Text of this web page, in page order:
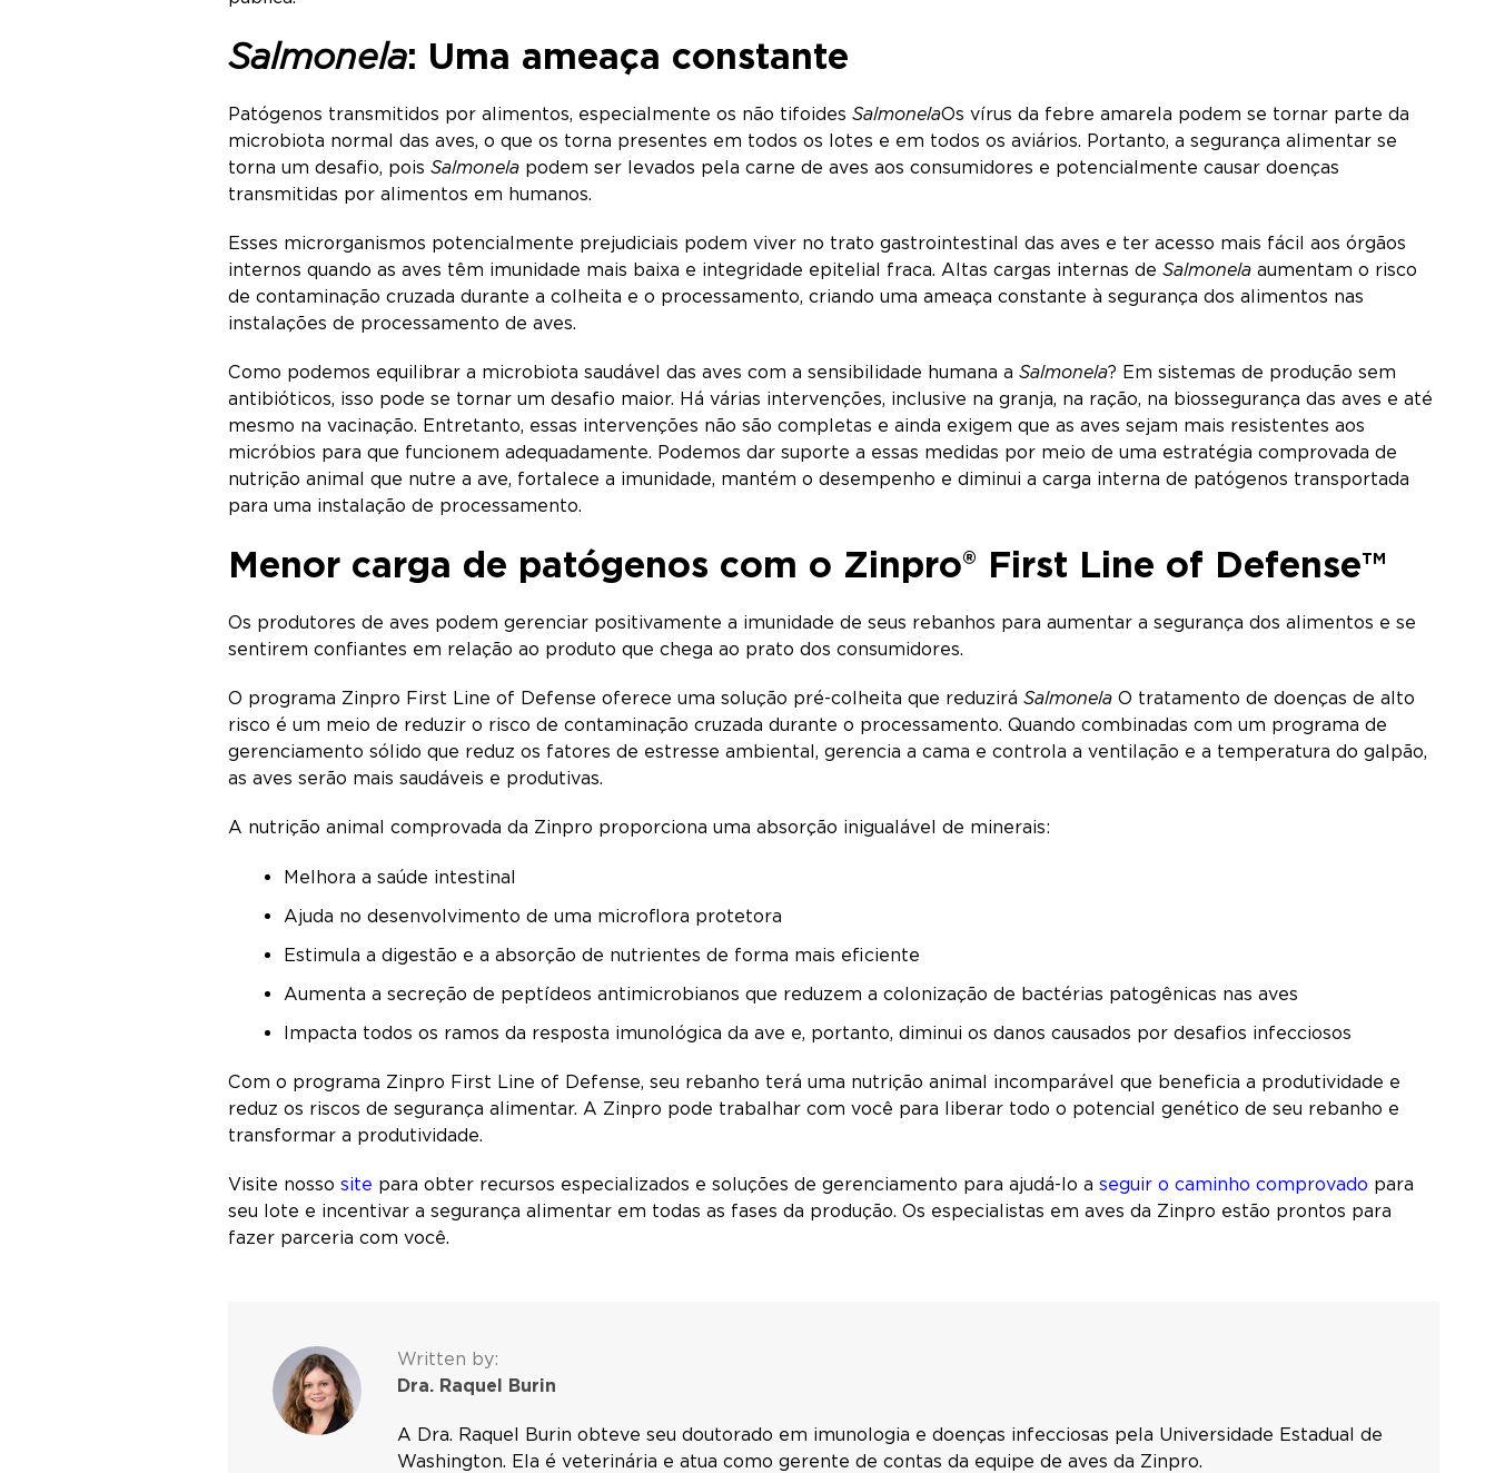
Salmonela: Uma ameaça constante
Patógenos transmitidos por alimentos, especialmente os não tifoides SalmonelaOs vírus da febre amarela podem se tornar parte da
microbiota normal das aves, o que os torna presentes em todos os lotes e em todos os aviários. Portanto, a segurança alimentar se
torna um desafio, pois Salmonela podem ser levados pela carne de aves aos consumidores e potencialmente causar doenças
transmitidas por alimentos em humanos.
Esses microrganismos potencialmente prejudiciais podem viver no trato gastrointestinal das aves e ter acesso mais fácil aos órgãos
internos quando as aves têm imunidade mais baixa e integridade epitelial fraca. Altas cargas internas de Salmonela aumentam o risco
de contaminação cruzada durante a colheita e o processamento, criando uma ameaça constante à segurança dos alimentos nas
instalações de processamento de aves.
Como podemos equilibrar a microbiota saudável das aves com a sensibilidade humana a Salmonela? Em sistemas de produção sem
antibióticos, isso pode se tornar um desafio maior. Há várias intervenções, inclusive na granja, na ração, na biossegurança das aves e até
mesmo na vacinação. Entretanto, essas intervenções não são completas e ainda exigem que as aves sejam mais resistentes aos
micróbios para que funcionem adequadamente. Podemos dar suporte a essas medidas por meio de uma estratégia comprovada de
nutrição animal que nutre a ave, fortalece a imunidade, mantém o desempenho e diminui a carga interna de patógenos transportada
para uma instalação de processamento.
Menor carga de patógenos com o Zinpro® First Line of Defense™
Os produtores de aves podem gerenciar positivamente a imunidade de seus rebanhos para aumentar a segurança dos alimentos e se
sentirem confiantes em relação ao produto que chega ao prato dos consumidores.
O programa Zinpro First Line of Defense oferece uma solução pré-colheita que reduzirá Salmonela O tratamento de doenças de alto
risco é um meio de reduzir o risco de contaminação cruzada durante o processamento. Quando combinadas com um programa de
gerenciamento sólido que reduz os fatores de estresse ambiental, gerencia a cama e controla a ventilação e a temperatura do galpão,
as aves serão mais saudáveis e produtivas.
A nutrição animal comprovada da Zinpro proporciona uma absorção inigualável de minerais:
Melhora a saúde intestinal
Ajuda no desenvolvimento de uma microflora protetora
Estimula a digestão e a absorção de nutrientes de forma mais eficiente
Aumenta a secreção de peptídeos antimicrobianos que reduzem a colonização de bactérias patogênicas nas aves
Impacta todos os ramos da resposta imunológica da ave e, portanto, diminui os danos causados por desafios infecciosos
Com o programa Zinpro First Line of Defense, seu rebanho terá uma nutrição animal incomparável que beneficia a produtividade e
reduz os riscos de segurança alimentar. A Zinpro pode trabalhar com você para liberar todo o potencial genético de seu rebanho e
transformar a produtividade.
Visite nosso site para obter recursos especializados e soluções de gerenciamento para ajudá-lo a seguir o caminho comprovado para
seu lote e incentivar a segurança alimentar em todas as fases da produção. Os especialistas em aves da Zinpro estão prontos para
fazer parceria com você.
Written by:
Dra. Raquel Burin
A Dra. Raquel Burin obteve seu doutorado em imunologia e doenças infecciosas pela Universidade Estadual de
Washington. Ela é veterinária e atua como gerente de contas da equipe de aves da Zinpro.